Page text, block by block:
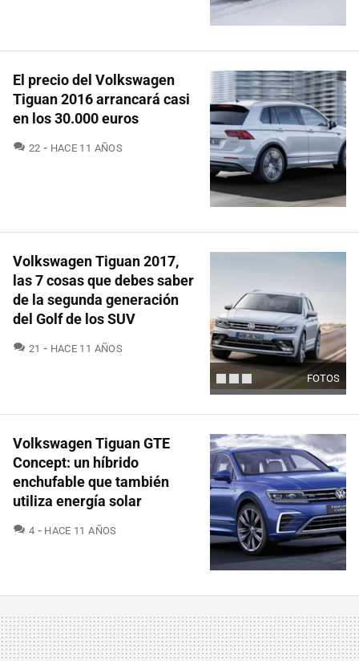
El precio del Volkswagen
Tiguan 2016 arrancará casi
en los 30.000 euros
22 COMENTARIOS
HACE 11 AÑOS
FOTOS
Volkswagen Tiguan 2017,
las 7 cosas que debes saber
de la segunda generación
del Golf de los SUV
21 COMENTARIOS
HACE 11 AÑOS
Volkswagen Tiguan GTE
Concept: un híbrido
enchufable que también
utiliza energía solar
4 COMENTARIOS
HACE 11 AÑOS